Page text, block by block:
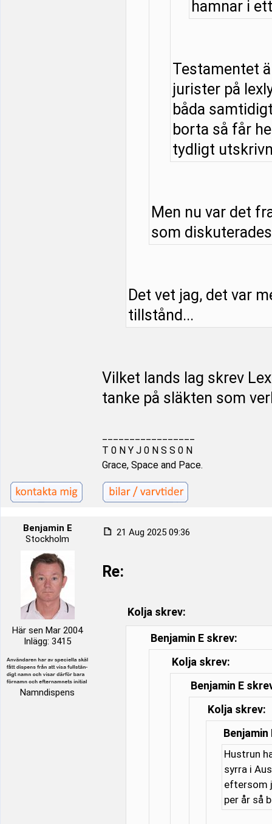
hamnar i
Testamentet
jurister på
båda
borta så får
tydligt
Men nu var det
som
Det vet jag, det var
tillstånd...
Vilket lands lag skrev
tanke på släkten som
T 0 N Y J 0 N S S 0 N
Grace, Space and Pace.
Benjamin E
Stockholm
Här sen Mar 2004
Inlägg: 3415
Namndispens
21 Aug 2025 09:36
Re:
Kolja skrev:
Benjamin E skrev:
Kolja skrev:
Benjamin E
Kolja skrev:
Benjamin
Hustrun
syrra i
eftersom
per år så